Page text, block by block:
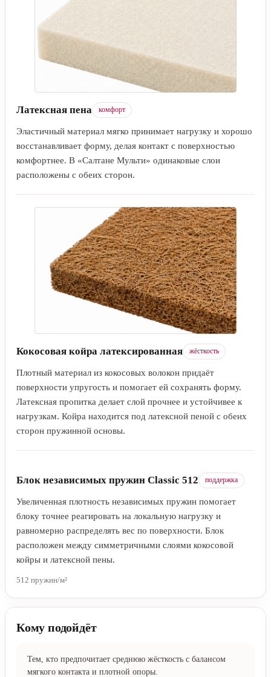
Латексная пена комфорт
Эластичный материал мягко принимает нагрузку и хорошо
восстанавливает форму, делая контакт с поверхностью
комфортнее. В «Салтане Мульти» одинаковые слои
расположены с обеих сторон.
Кокосовая койра латексированная жёсткость
Плотный материал из кокосовых волокон придаёт
поверхности упругость и помогает ей сохранять форму.
Латексная пропитка делает слой прочнее и устойчивее к
нагрузкам. Койра находится под латексной пеной с обеих
сторон пружинной основы.
Блок независимых пружин Classic 512 поддержка
Увеличенная плотность независимых пружин помогает
равномерно распределять вес по поверхности. Блок
расположен между симметричными слоями кокосовой